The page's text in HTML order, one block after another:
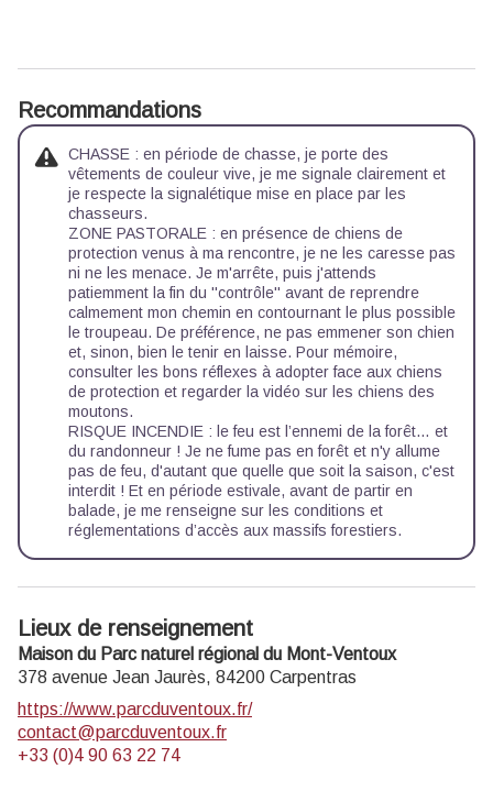
Recommandations
CHASSE : en période de chasse, je porte des
vêtements de couleur vive, je me signale clairement et
je respecte la signalétique mise en place par les
chasseurs.
ZONE PASTORALE : en présence de chiens de
protection venus à ma rencontre, je ne les caresse pas
ni ne les menace. Je m'arrête, puis j'attends
patiemment la fin du ''contrôle'' avant de reprendre
calmement mon chemin en contournant le plus possible
le troupeau. De préférence, ne pas emmener son chien
et, sinon, bien le tenir en laisse. Pour mémoire,
consulter les bons réflexes à adopter face aux chiens
de protection et regarder la vidéo sur les chiens des
moutons.
RISQUE INCENDIE : le feu est l’ennemi de la forêt… et
du randonneur ! Je ne fume pas en forêt et n'y allume
pas de feu, d'autant que quelle que soit la saison, c'est
interdit ! Et en période estivale, avant de partir en
balade, je me renseigne sur les conditions et
réglementations d’accès aux massifs forestiers.
Lieux de renseignement
Maison du Parc naturel régional du Mont-Ventoux
378 avenue Jean Jaurès, 84200 Carpentras
https://www.parcduventoux.fr/
contact@parcduventoux.fr
+33 (0)4 90 63 22 74